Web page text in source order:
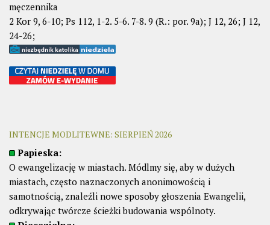
męczennika
2 Kor 9, 6-10; Ps 112, 1-2. 5-6. 7-8. 9 (R.: por. 9a); J 12, 26; J 12,
24-26;
INTENCJE MODLITEWNE: SIERPIEŃ 2026
Papieska:
O ewangelizację w miastach. Módlmy się, aby w dużych
miastach, często naznaczonych anonimowością i
samotnością, znaleźli nowe sposoby głoszenia Ewangelii,
odkrywając twórcze ścieżki budowania wspólnoty.